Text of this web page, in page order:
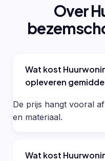
Over
Wat kost
opleveren
De prijs hangt vooral
en materiaal.
Wat kost